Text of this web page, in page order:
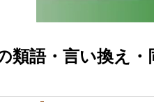
類語・言い換え・